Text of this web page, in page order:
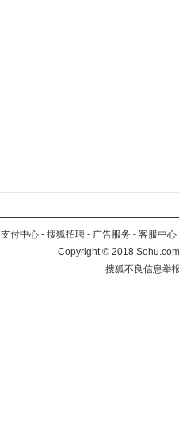
支付中心 - 搜狐招聘 - 广告服务 - 客服中心
Copyright©2018
搜狐不良信息举